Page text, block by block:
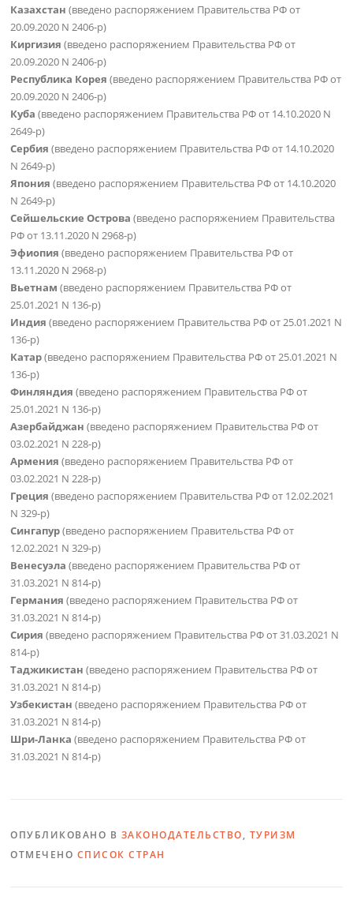
Казахстан (введено распоряжением Правительства РФ от
20.09.2020 N 2406-р)
Киргизия (введено распоряжением Правительства РФ от
20.09.2020 N 2406-р)
Республика Корея (введено распоряжением Правительства РФ от
20.09.2020 N 2406-р)
Куба (введено распоряжением Правительства РФ от 14.10.2020 N
2649-р)
Сербия (введено распоряжением Правительства РФ от 14.10.2020
N 2649-р)
Япония (введено распоряжением Правительства РФ от 14.10.2020
N 2649-р)
Сейшельские Острова (введено распоряжением Правительства
РФ от 13.11.2020 N 2968-р)
Эфиопия (введено распоряжением Правительства РФ от
13.11.2020 N 2968-р)
Вьетнам (введено распоряжением Правительства РФ от
25.01.2021 N 136-р)
Индия (введено распоряжением Правительства РФ от 25.01.2021 N
136-р)
Катар(введено распоряжением Правительства РФ от 25.01.2021 N
136-р)
Финляндия (введено распоряжением Правительства РФ от
25.01.2021 N 136-р)
Азербайджан (введено распоряжением Правительства РФ от
03.02.2021 N 228-р)
Армения (введено распоряжением Правительства РФ от
03.02.2021 N 228-р)
Греция (введено распоряжением Правительства РФ от 12.02.2021
N 329-р)
Сингапур(введено распоряжением Правительства РФ от
12.02.2021 N 329-р)
Венесуэла (введено распоряжением Правительства РФ от
31.03.2021 N 814-р)
Германия (введено распоряжением Правительства РФ от
31.03.2021 N 814-р)
Сирия (введено распоряжением Правительства РФ от 31.03.2021 N
814-р)
Таджикистан (введено распоряжением Правительства РФ от
31.03.2021 N 814-р)
Узбекистан (введено распоряжением Правительства РФ от
31.03.2021 N 814-р)
Шри-Ланка (введено распоряжением Правительства РФ от
31.03.2021 N 814-р)
ОПУБЛИКОВАНО В ЗАКОНОДАТЕЛЬСТВО, ТУРИЗМ
ОТМЕЧЕНО СПИСОК СТРАН